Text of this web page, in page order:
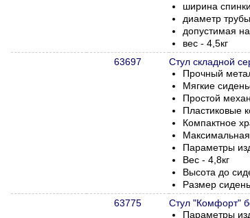
ширина
диаметр
допустимая
вес - 4,5кг
63697
Стул складной
Прочный
Мягкие
Простой
Пластиковые
Компактное
Максимальная
Параметры
Вес - 4,8кг
Высота до
Размер
63775
Стул "Комфорт"
Параметры